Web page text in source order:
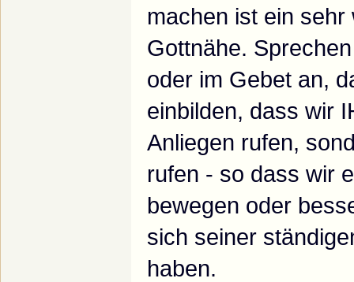
machen ist ein
Gottnähe.
oder im Gebet an,
einbilden, dass wir
Anliegen rufen,
rufen - so dass wir
bewegen oder
sich seiner
haben.